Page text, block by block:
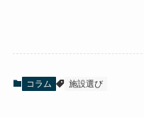
コラム 施設選び